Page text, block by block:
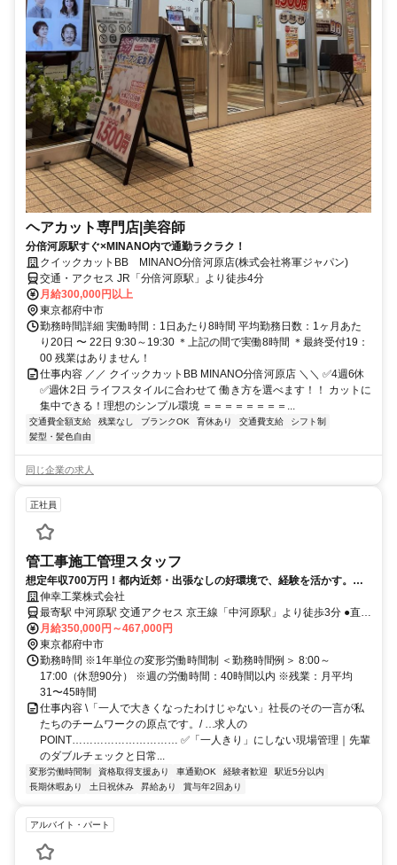
ヘアカット専門店|美容師
分倍河原駅すぐ×MINANO内で通勤ラクラク！
クイックカットBB MINANO分倍河原店(株式会社将軍ジャパン)
交通・アクセス JR「分倍河原駅」より徒歩4分
月給300,000円以上
東京都府中市
勤務時間詳細 実働時間：1日あたり8時間 平均勤務日数：1ヶ月あた
り20日 〜 22日 9:30～19:30 ＊上記の間で実働8時間 ＊最終受付19：
00 残業はありません！
仕事内容 ／／ クイックカットBB MINANO分倍河原店 ＼＼ ✅4週6休
✅週休2日 ライフスタイルに合わせて 働き方を選べます！！ カットに
集中できる！理想のシンプル環境 ＝＝＝＝＝＝＝＝...
交通費全額支給 残業なし ブランクOK 育休あり 交通費支給
シフト制
髪型・髪色自由
同じ企業の求人
正社員
管工事施工管理スタッフ
想定年収700万円！都内近郊・出張なしの好環境で、経験を活かす。賞
与4.5ヶ月分の実績あり。
伸幸工業株式会社
最寄駅 中河原駅 交通アクセス 京王線「中河原駅」より徒歩3分 ●直行
月給350,000円～467,000円
東京都府中市
勤務時間 ※1年単位の変形労働時間制 ＜勤務時間例＞ 8:00～
17:00（休憩90分） ※週の労働時間：40時間以内 ※残業：月平均
31〜45時間
仕事内容 \「一人で大きくなったわけじゃない」社長のその一言が私
たちのチームワークの原点です。/ …求人の
POINT………………………… ✅「一人きり」にしない現場管理｜先輩
のダブルチェックと日常...
変形労働時間制 資格取得支援あり 車通勤OK 経験者歓迎
駅近5分以内
長期休暇あり
土日祝休み 昇給あり 賞与年2回あり
アルバイト・パート